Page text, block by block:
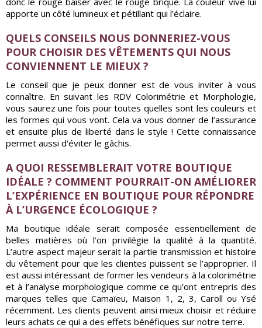
apporte un côté lumineux et pétillant qui l’éclaire.
QUELS CONSEILS NOUS DONNERIEZ-VOUS
POUR CHOISIR DES VÊTEMENTS QUI NOUS
CONVIENNENT LE MIEUX ?
Le conseil que je peux donner est de vous inviter à vous
connaître. En suivant les RDV Colorimétrie et Morphologie,
vous saurez une fois pour toutes quelles sont les couleurs et
les formes qui vous vont. Cela va vous donner de l’assurance
et ensuite plus de liberté dans le style ! Cette connaissance
permet aussi d'éviter le gâchis.
A QUOI RESSEMBLERAIT VOTRE BOUTIQUE
IDÉALE ? COMMENT POURRAIT-ON AMÉLIORER
L’EXPÉRIENCE EN BOUTIQUE POUR RÉPONDRE
À L’URGENCE ÉCOLOGIQUE ?
Ma boutique idéale serait composée essentiellement de
belles matières où l’on privilégie la qualité à la quantité.
L’autre aspect majeur serait la partie transmission et histoire
du vêtement pour que les clientes puissent se l’approprier. Il
est aussi intéressant de former les vendeurs à la colorimétrie
et à l’analyse morphologique comme ce qu’ont entrepris des
marques telles que Camaïeu, Maison 1, 2, 3, Caroll ou Ysé
récemment. Les clients peuvent ainsi mieux choisir et réduire
leurs achats ce qui a des effets bénéfiques sur notre terre.